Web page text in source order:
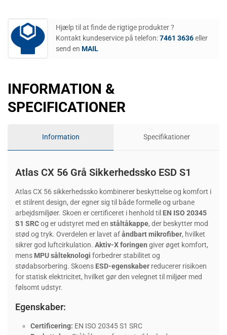
Hjælp til at finde de rigtige produkter ?
Kontakt kundeservice på telefon:7461 3636eller
send en MAIL
INFORMATION &
SPECIFICATIONER
Information Specifikationer
Atlas CX 56 Grå Sikkerhedssko ESD S1
Atlas CX 56 sikkerhedssko kombinerer beskyttelse og komfort i
et stilrent design, der egner sig til både formelle og urbane
arbejdsmiljøer. Skoen er certificeret i henhold til EN ISO 20345
S1 SRCog er udstyret med en ståltåkappe, der beskytter mod
stød og tryk. Overdelen er lavet afåndbart mikrofiber, hvilket
sikrer god luftcirkulation. Aktiv-X foringen giver øget komfort,
mens MPU sålteknologi forbedrer stabilitet og
stødabsorbering. Skoens ESD-egenskaber reducerer risikoen
for statisk elektricitet, hvilket gør den velegnet til miljøer med
følsomt udstyr.
Egenskaber:
Certificering: EN ISO 20345 S1 SRC